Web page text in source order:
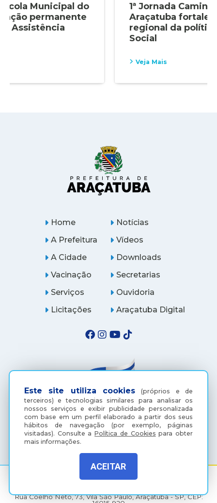
1ª Jornada Caminha SUAS de
Araçatuba fortalece articulação
regional da política de Assistência
Este site utiliza cookies (próprios e de
terceiros) e tecnologias similares para analisar os
nossos serviços e exibir publicidade personalizada
com base em um perfil elaborado a partir dos seus
hábitos de navegação (por exemplo, páginas
visitadas). Consulte aPolítica de Cookies para obter
mais informações.
ACEITAR
Home
A Prefeitura
A Cidade
Notícias
Vídeos
Downloads
Vacinação
Serviços
Licitações
Secretarias
Ouvidoria
Araçatuba Digital
(18) 3607-6500
Rua Coelho Neto, 73, Vila São Paulo, Araçatuba - SP, CEP: